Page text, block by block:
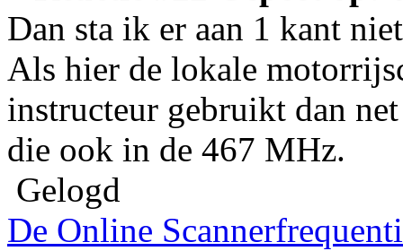
Dan sta ik er aan 1 kant
Als hier de lokale
instructeur gebruikt dan
die ook in de 467 MHz.
Gelogd
De Online